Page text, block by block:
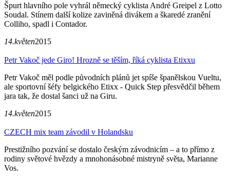
Špurt hlavního pole vyhrál německý cyklista André Greipel z Lotto
Soudal. Stínem další kolize zaviněná divákem a škaredé zranění
Colliho, spadl i Contador.
14.květen2015
Petr Vakoč jede Giro! Hrozně se těším, říká cyklista Etixxu
Petr Vakoč měl podle původních plánů jet spíše španělskou Vueltu,
ale sportovní šéfy belgického Etixx - Quick Step přesvědčil během
jara tak, že dostal šanci už na Giru.
14.květen2015
CZECH mix team závodil v Holandsku
Prestižního pozvání se dostalo českým závodnicím – a to přímo z
rodiny světové hvězdy a mnohonásobné mistryně světa, Marianne
Vos.